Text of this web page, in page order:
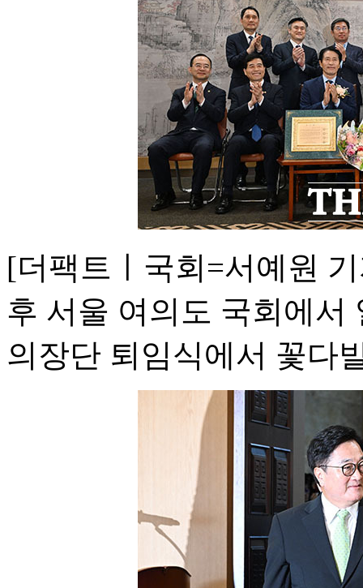
[더팩트ㅣ국회=서예원
후 서울 여의도 국회에서
의장단 퇴임식에서 꽃다